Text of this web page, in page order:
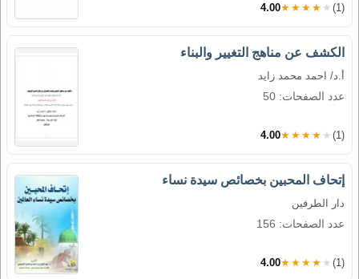
4.00★★★★★ (1)
الكشف عن مناهج التغيير والبناء
أ.د/ احمد محمد زايد
عدد الصفحات: 50
4.00★★★★★ (1)
إتحاف المحبين بخصائص سيدة نساء
دار الطرفين
عدد الصفحات: 156
4.00★★★★★ (1)